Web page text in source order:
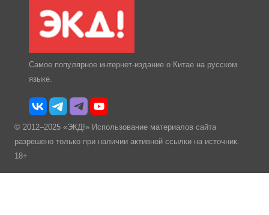
Самое популярное интернет-издание о Китае на русском
языке.
© 2012–2025 «ЭКД!» Использование материалов сайта
разрешено только при наличии активной ссылки на источник.
18+